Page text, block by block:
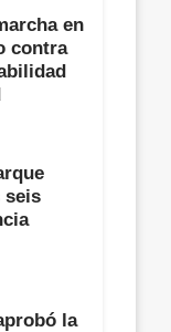
en
contra
seis
la